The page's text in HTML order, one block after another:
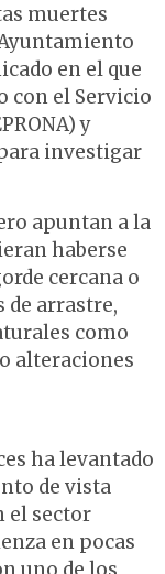
muertes
en el que
con el Servicio
y
investigar
apuntan a la
haberse
cercana o
de arrastre,
como
alteraciones
ha levantado
de vista
el sector
en pocas